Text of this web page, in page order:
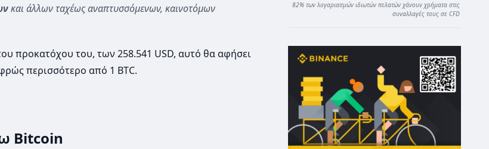
και άλλων ταχέως αναπτυσσόμενων, καινοτόμων
προκατόχου του, των 258.541 USD, αυτό θα αφήσει
περισσότερο από 1 BTC.
Bitcoin
82% των λογαριασμών ιδιωτών πελατών χάνουν χρήματα στις
συναλλαγές τους σε CFD